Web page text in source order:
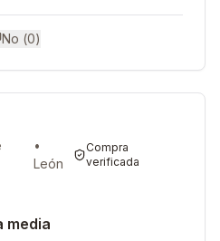
No (0)
•
León
Compra
verificada
media